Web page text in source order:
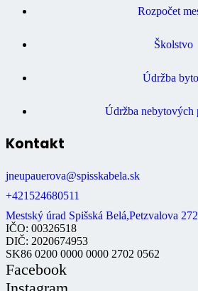
Rozpočet
Školstvo
Údržba
Údržba nebytových
Kontakt
jneupauerova@spisskabela.sk
+421524680511
Mestský úrad Spišská Belá,Petzvalova
IČO: 00326518
DIČ: 2020674953
SK86 0200 0000 0000 2702 0562
Facebook